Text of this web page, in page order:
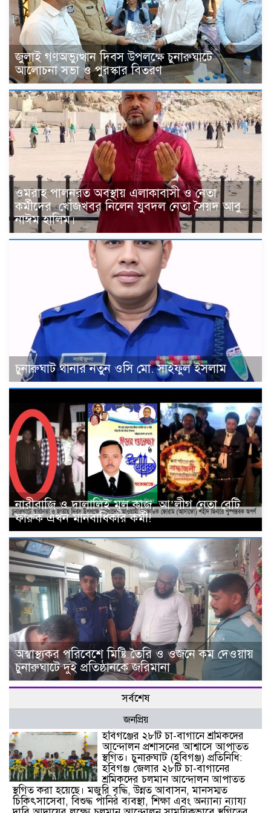
জুলাই গণঅভ্যুত্থান দিবস উপলক্ষে চুনারুঘাটে
আলোচনা সভা ও পুরস্কার বিতরণ
ওমরাহ পালনরত অবস্থায় এলাকাবাসী ও নেতা
কর্মীদের খোঁজখবর নিলেন যুবদল নেতা সৈয়দ আবু
নাঈম হালিম।
চুনারুঘাট থানার নতুন ওসি মো. সাইফুল ইসলাম
নারীবাজি ও দালালিই মূল কাজ, আ’লীগ নেতা বেটি
ফারুক এখন মানবাধিকার কর্মী!
অস্বাস্থ্যকর পরিবেশে মিষ্টি তৈরি ও ওজনে কম দেওয়ায়
চুনারুঘাটে দুই প্রতিষ্ঠানকে জরিমানা
সর্বশেষ
জনপ্রিয়
হবিগঞ্জের ২৮টি চা-বাগানে শ্রমিকদের
আন্দোলন প্রশাসনের আশ্বাসে আপাতত
স্থগিত। চুনারুঘাট (হবিগঞ্জ) প্রতিনিধি:
হবিগঞ্জ জেলার ২৮টি চা-বাগানের
শ্রমিকদের চলমান আন্দোলন আপাতত
স্থগিত করা হয়েছে। মজুরি বৃদ্ধি, উন্নত আবাসন, মানসম্মত
চিকিৎসাসেবা, বিশুদ্ধ পানির ব্যবস্থা, শিক্ষা এবং অন্যান্য ন্যায্য